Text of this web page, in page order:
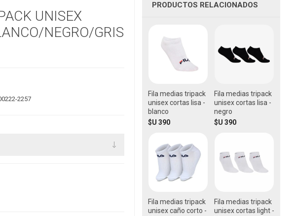
UNISEX
NEGRO/GRIS
2257
PRODUCTOS RELACIONADOS
Fila medias tripack
unisex cortas lisa -
blanco
$U 390
Fila medias tripack
unisex cortas lisa -
negro
$U 390
Fila medias tripack
unisex caño corto -
Fila medias tripack
unisex cortas light -